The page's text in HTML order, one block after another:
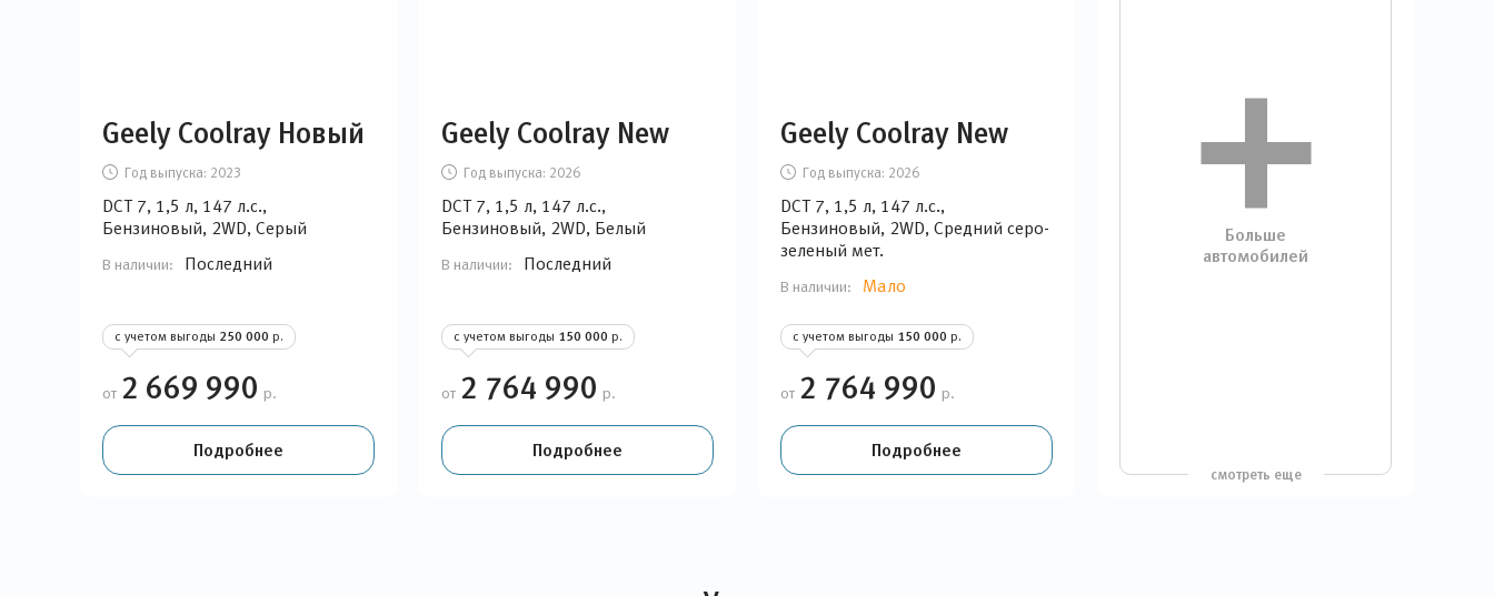
Geely Coolray Новый
Год выпуска: 2023
DCT 7, 1,5 л, 147 л.с.,
Бензиновый, 2WD, Серый
В наличии: Последний
с учетом выгоды 250 000 р.
от 2 669 990 р.
Подробнее
Geely Coolray New
Год выпуска: 2026
DCT 7, 1,5 л, 147 л.с.,
Бензиновый, 2WD, Белый
В наличии: Последний
с учетом выгоды 150 000 р.
от 2 764 990 р.
Подробнее
Geely Coolray New
Год выпуска: 2026
DCT 7, 1,5 л, 147 л.с.,
Бензиновый, 2WD, Средний серо-
зеленый мет.
В наличии: Мало
с учетом выгоды 150 000 р.
от 2 764 990 р.
Подробнее
Больше
автомобилей
смотреть еще